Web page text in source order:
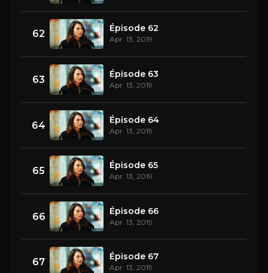
62 Épisode 62
Apr. 13, 2019
63 Épisode 63
Apr. 13, 2019
64 Épisode 64
Apr. 13, 2019
65 Épisode 65
Apr. 13, 2019
66 Épisode 66
Apr. 13, 2019
67 Épisode 67
Apr. 13, 2019